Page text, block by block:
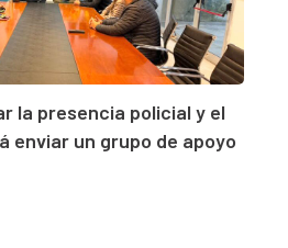
la presencia policial y el
enviar un grupo de apoyo